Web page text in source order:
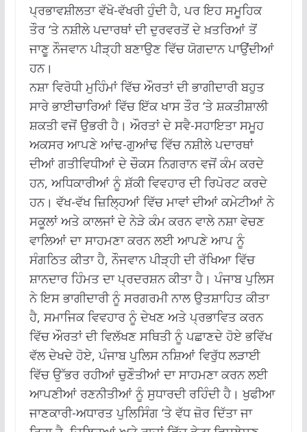
ਪ੍ਰਭਾਵਸ਼ੀਲਤਾ ਵੱਖੋ-ਵੱਖਰੀ ਹੁੰਦੀ ਹੈ, ਪਰ ਇਹ ਸਮੂਹਿਕ
ਤੌਰ ‘ਤੇ ਨਸ਼ੀਲੇ ਪਦਾਰਥਾਂ ਦੀ ਦੁਰਵਰਤੋਂ ਦੇ ਖ਼ਤਰਿਆਂ ਤੋਂ
ਜਾਣੂ ਨੌਜਵਾਨ ਪੀੜ੍ਹੀ ਬਣਾਉਣ ਵਿੱਚ ਯੋਗਦਾਨ ਪਾਉਂਦੀਆਂ
ਹਨ।
ਨਸ਼ਾ ਵਿਰੋਧੀ ਮੁਹਿੰਮਾਂ ਵਿੱਚ ਔਰਤਾਂ ਦੀ ਭਾਗੀਦਾਰੀ ਬਹੁਤ
ਸਾਰੇ ਭਾਈਚਾਰਿਆਂ ਵਿੱਚ ਇੱਕ ਖਾਸ ਤੌਰ ‘ਤੇ ਸ਼ਕਤੀਸ਼ਾਲੀ
ਸ਼ਕਤੀ ਵਜੋਂ ਉਭਰੀ ਹੈ। ਔਰਤਾਂ ਦੇ ਸਵੈ-ਸਹਾਇਤਾ ਸਮੂਹ
ਅਕਸਰ ਆਪਣੇ ਆਂਢ-ਗੁਆਂਢ ਵਿੱਚ ਨਸ਼ੀਲੇ ਪਦਾਰਥਾਂ
ਦੀਆਂ ਗਤੀਵਿਧੀਆਂ ਦੇ ਚੌਕਸ ਨਿਗਰਾਨ ਵਜੋਂ ਕੰਮ ਕਰਦੇ
ਹਨ, ਅਧਿਕਾਰੀਆਂ ਨੂੰ ਸ਼ੱਕੀ ਵਿਵਹਾਰ ਦੀ ਰਿਪੋਰਟ ਕਰਦੇ
ਹਨ। ਵੱਖ-ਵੱਖ ਜ਼ਿਲ੍ਹਿਆਂ ਵਿੱਚ ਮਾਵਾਂ ਦੀਆਂ ਕਮੇਟੀਆਂ ਨੇ
ਸਕੂਲਾਂ ਅਤੇ ਕਾਲਜਾਂ ਦੇ ਨੇੜੇ ਕੰਮ ਕਰਨ ਵਾਲੇ ਨਸ਼ਾ ਵੇਚਣ
ਵਾਲਿਆਂ ਦਾ ਸਾਹਮਣਾ ਕਰਨ ਲਈ ਆਪਣੇ ਆਪ ਨੂੰ
ਸੰਗਠਿਤ ਕੀਤਾ ਹੈ, ਨੌਜਵਾਨ ਪੀੜ੍ਹੀ ਦੀ ਰੱਖਿਆ ਵਿੱਚ
ਸ਼ਾਨਦਾਰ ਹਿੰਮਤ ਦਾ ਪ੍ਰਦਰਸ਼ਨ ਕੀਤਾ ਹੈ। ਪੰਜਾਬ ਪੁਲਿਸ
ਨੇ ਇਸ ਭਾਗੀਦਾਰੀ ਨੂੰ ਸਰਗਰਮੀ ਨਾਲ ਉਤਸ਼ਾਹਿਤ ਕੀਤਾ
ਹੈ, ਸਮਾਜਿਕ ਵਿਵਹਾਰ ਨੂੰ ਦੇਖਣ ਅਤੇ ਪ੍ਰਭਾਵਿਤ ਕਰਨ
ਵਿੱਚ ਔਰਤਾਂ ਦੀ ਵਿਲੱਖਣ ਸਥਿਤੀ ਨੂੰ ਪਛਾਣਦੇ ਹੋਏ ਭਵਿੱਖ
ਵੱਲ ਦੇਖਦੇ ਹੋਏ, ਪੰਜਾਬ ਪੁਲਿਸ ਨਸ਼ਿਆਂ ਵਿਰੁੱਧ ਲੜਾਈ
ਵਿੱਚ ਉੱਭਰ ਰਹੀਆਂ ਚੁਣੌਤੀਆਂ ਦਾ ਸਾਹਮਣਾ ਕਰਨ ਲਈ
ਆਪਣੀਆਂ ਰਣਨੀਤੀਆਂ ਨੂੰ ਸੁਧਾਰਦੀ ਰਹਿੰਦੀ ਹੈ। ਖੁਫੀਆ
ਜਾਣਕਾਰੀ-ਅਧਾਰਤ ਪੁਲਿਸਿੰਗ ‘ਤੇ ਵੱਧ ਜ਼ੋਰ ਦਿੱਤਾ ਜਾ